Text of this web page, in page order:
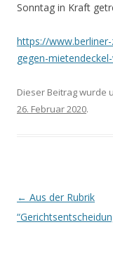
Sonntag in Kraft
https://
gegen-
Dieser Beitrag wurde
26. Februar 2020.
Beitrags-
Navigation
← Aus der Rubrik